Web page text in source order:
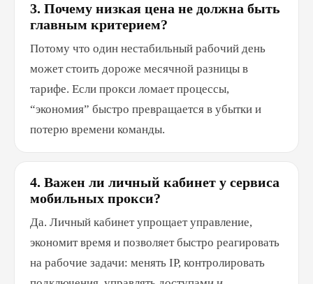
3. Почему низкая цена не должна быть
главным критерием?
Потому что один нестабильный рабочий день
может стоить дороже месячной разницы в
тарифе. Если прокси ломает процессы,
“экономия” быстро превращается в убытки и
потерю времени команды.
4. Важен ли личный кабинет у сервиса
мобильных прокси?
Да. Личный кабинет упрощает управление,
экономит время и позволяет быстро реагировать
на рабочие задачи: менять IP, контролировать